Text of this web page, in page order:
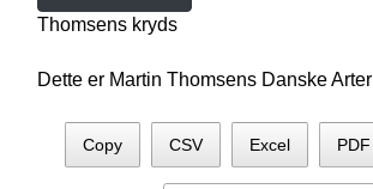
Thomsens kryds
Dette er Martin Thomsens Danske Arter
Copy CSV Excel PDF